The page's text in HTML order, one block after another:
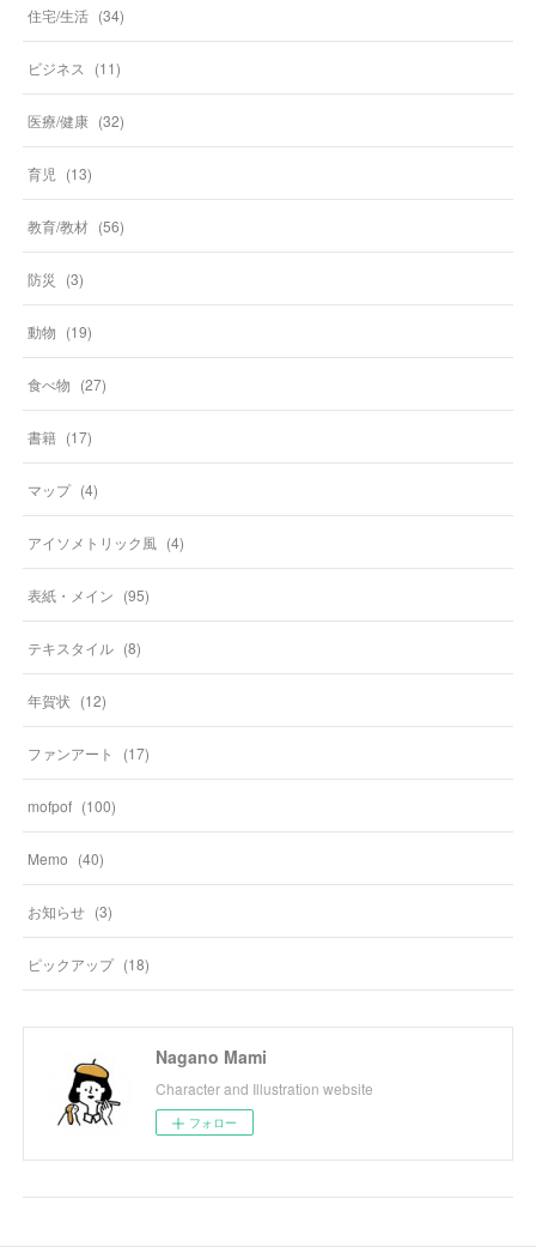
住宅/生活 (34)
ビジネス (11)
医療/健康 (32)
育児 (13)
教育/教材 (56)
防災 (3)
動物 (19)
食べ物 (27)
書籍 (17)
マップ (4)
アイソメトリック風 (4)
表紙・メイン (95)
テキスタイル (8)
年賀状 (12)
ファンアート (17)
mofpof (100)
Memo (40)
お知らせ (3)
ピックアップ (18)
Nagano Mami
Character and Illustration website
フォロー